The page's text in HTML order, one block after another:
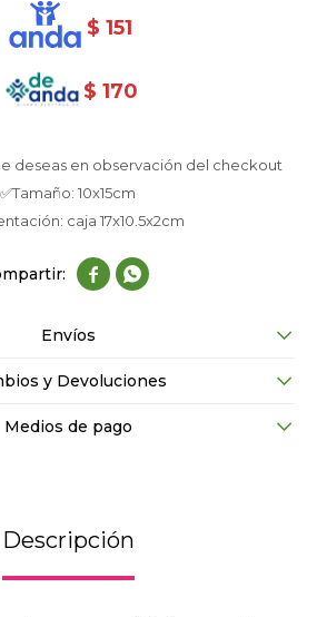
$ 151
$ 170
deseas en observación del checkout
✅Tamaño: 10x15cm
caja 17x10.5x2cm
 
Envíos
y Devoluciones
Medios de pago
Descripción